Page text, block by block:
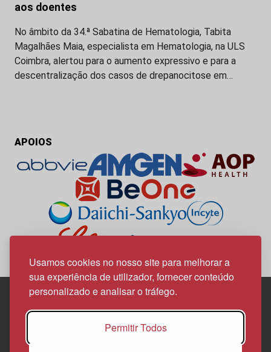
Usamos cookies no nosso site para melhorar a
sua experiência de utilizador, fornecer conteúdo
personalizado e analisar o tráfego.
Permitir Todos
aos doentes
No âmbito da 34.ª Sabatina de Hematologia, Tabita
Magalhães Maia, especialista em Hematologia, na ULS
Coimbra, alertou para o aumento expressivo e para a
descentralização dos casos de drepanocitose em…
APOIOS
Edif. Lisboa Oriente | Av. Infante D. Henrique, n.º 333H, esc.
1800-282 Lisboa | Portugal